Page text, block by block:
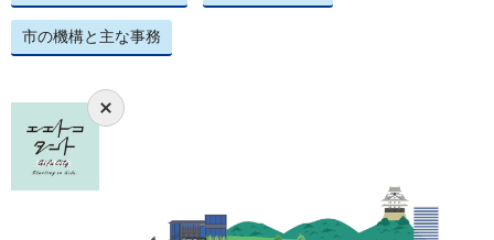
市の機構と主な事務